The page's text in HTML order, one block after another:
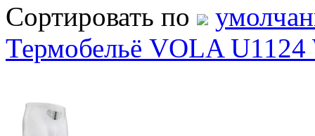
Сортировать по
Термобельё VOLA